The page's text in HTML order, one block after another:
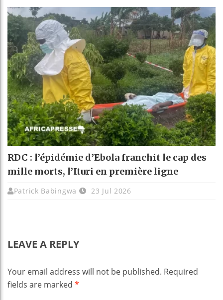
RDC : l’épidémie d’Ebola franchit le cap des
mille morts, l’Ituri en première ligne
Patrick Babingwa 23 Jul 2026
LEAVE A REPLY
Your email address will not be published. Required
fields are marked *